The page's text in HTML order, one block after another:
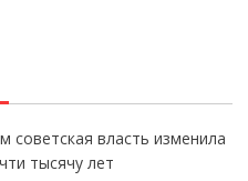
советская власть изменила
тысячу лет